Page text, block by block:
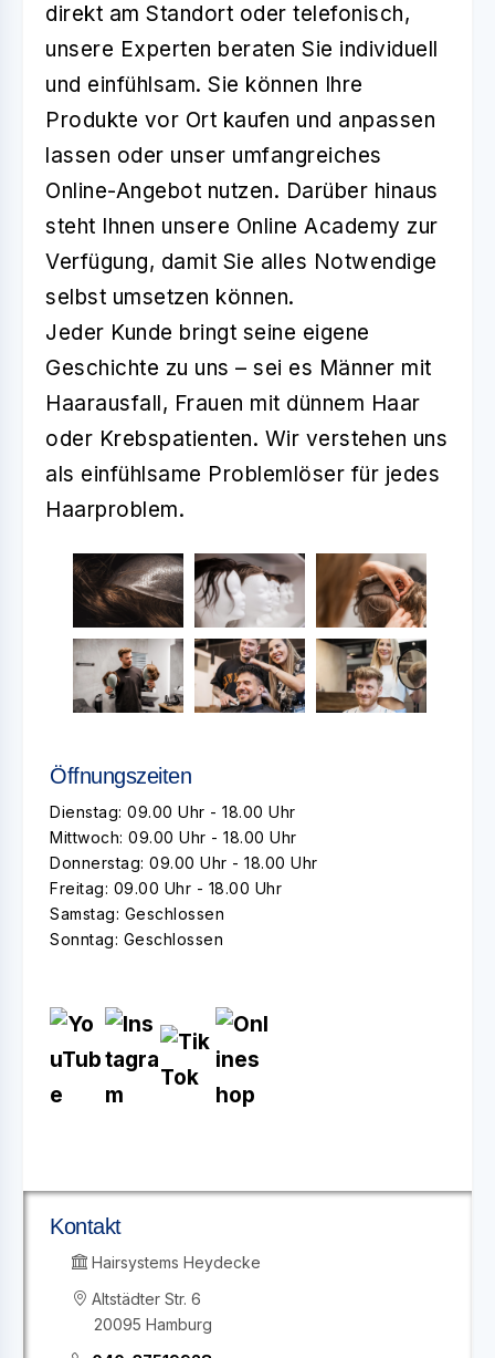
direkt am Standort oder telefonisch,
unsere Experten beraten Sie individuell
und einfühlsam. Sie können Ihre
Produkte vor Ort kaufen und anpassen
lassen oder unser umfangreiches
Online-Angebot nutzen. Darüber hinaus
steht Ihnen unsere Online Academy zur
Verfügung, damit Sie alles Notwendige
selbst umsetzen können.
Jeder Kunde bringt seine eigene
Geschichte zu uns – sei es Männer mit
Haarausfall, Frauen mit dünnem Haar
oder Krebspatienten. Wir verstehen uns
als einfühlsame Problemlöser für jedes
Haarproblem.
Öffnungszeiten
Dienstag: 09.00 Uhr - 18.00 Uhr
Mittwoch: 09.00 Uhr - 18.00 Uhr
Donnerstag: 09.00 Uhr - 18.00 Uhr
Freitag: 09.00 Uhr - 18.00 Uhr
Samstag: Geschlossen
Sonntag: Geschlossen
Kontakt
Hairsystems Heydecke
Altstädter Str. 6
20095 Hamburg